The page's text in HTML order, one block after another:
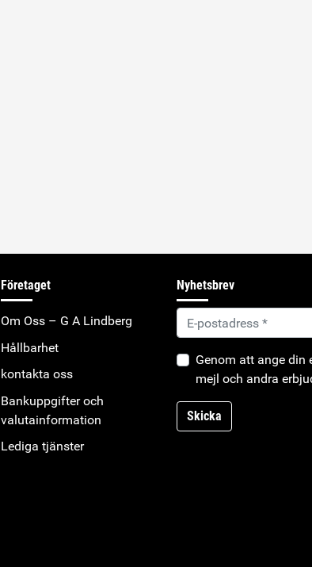
Företaget
Om Oss – G A Lindberg
Hållbarhet
kontakta oss
Bankuppgifter och
valutainformation
Lediga tjänster
Nyhetsbrev
Genom att ange din
mejl och andra
Skicka